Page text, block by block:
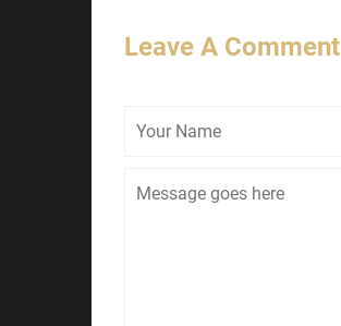
Leave A Comment